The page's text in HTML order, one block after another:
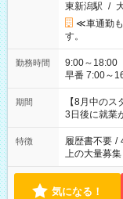
東新潟駅 /
≪車通勤
す。
勤務時間
9:00～18:00（休憩60分） ■ご
早番 7:00～
と休みを合
「できれば
ね。 ※Wワーク希望の方へ 今ご覧のお仕事で希望する勤務時間
と、もう1つ
合は応募で
期間
【8月中の
3日後に就業
特徴 履歴書不要 /
上の大量募集
気になる！